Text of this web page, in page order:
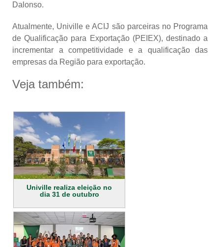
Dalonso.
Atualmente, Univille e ACIJ são parceiras no Programa
de Qualificação para Exportação (PEIEX), destinado a
incrementar a competitividade e a qualificação das
empresas da Região para exportação.
Veja também:
Univille realiza eleição no
dia 31 de outubro